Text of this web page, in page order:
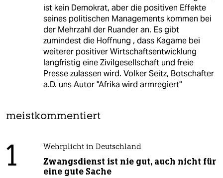
ist kein Demokrat, aber die positiven Effekte
seines politischen Managements kommen bei
der Mehrzahl der Ruander an. Es gibt
zumindest die Hoffnung , dass Kagame bei
weiterer positiver Wirtschaftsentwicklung
langfristig eine Zivilgesellschaft und freie
Presse zulassen wird. Volker Seitz, Botschafter
a.D. uns Autor "Afrika wird armregiert"
meistkommentiert
1 Wehrplicht in Deutschland
Zwangsdienst ist nie gut, auch nicht für
eine gute Sache